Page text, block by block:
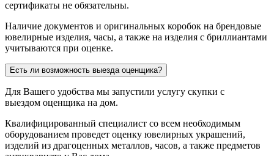
сертификаты не обязательны.
Наличие документов и оригинальных коробок на брендовые
ювелирные изделия, часы, а также на изделия с бриллиантами
учитываются при оценке.
Есть ли возможность выезда оценщика?
Для Вашего удобства мы запустили услугу скупки с
выездом оценщика на дом.
Квалифицированный специалист со всем необходимым
оборудованием проведет оценку ювелирных украшений,
изделий из драгоценных металлов, часов, а также предметов